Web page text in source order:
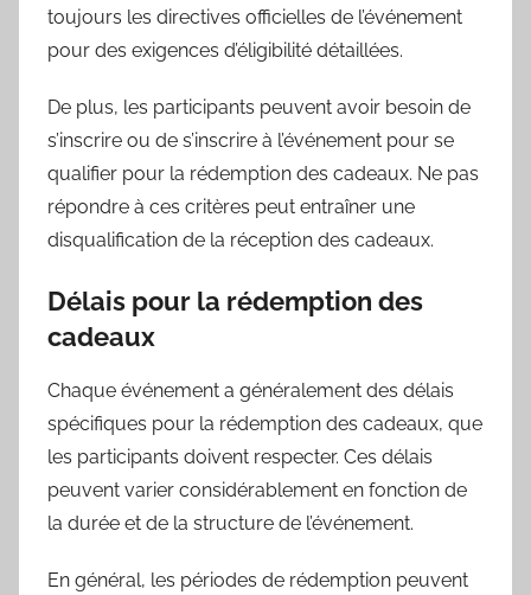
toujours les directives officielles de l’événement
pour des exigences d’éligibilité détaillées.
De plus, les participants peuvent avoir besoin de
s’inscrire ou de s’inscrire à l’événement pour se
qualifier pour la rédemption des cadeaux. Ne pas
répondre à ces critères peut entraîner une
disqualification de la réception des cadeaux.
Délais pour la rédemption des
cadeaux
Chaque événement a généralement des délais
spécifiques pour la rédemption des cadeaux, que
les participants doivent respecter. Ces délais
peuvent varier considérablement en fonction de
la durée et de la structure de l’événement.
En général, les périodes de rédemption peuvent